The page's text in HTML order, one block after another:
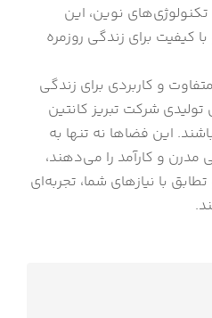
تکنولوژی‌های نوین، این
کیفیت برای زندگی روزمره
و کاربردی برای زندگی
شرکت تبریز کانتین
این فضاها نه تنها به
و کارآمد را می‌دهند،
با نیازهای شما، تجربه‌ای